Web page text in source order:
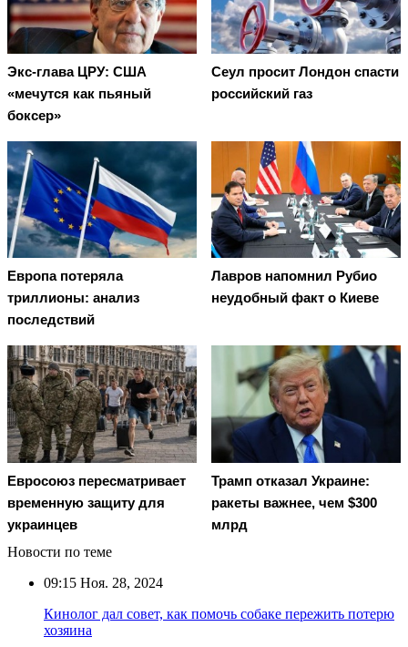
Экс-глава ЦРУ: США
«мечутся как пьяный
боксер»
Сеул просит Лондон спасти
российский газ
Европа потеряла
триллионы: анализ
последствий
Лавров напомнил Рубио
неудобный факт о Киеве
Евросоюз пересматривает
временную защиту для
украинцев
Трамп отказал Украине:
ракеты важнее, чем $300
млрд
Новости по теме
09:15 Ноя. 28, 2024
Кинолог дал совет, как помочь собаке пережить потерю
хозяина